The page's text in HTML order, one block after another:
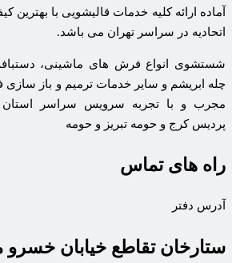
آماده ارائه کلیه خدمات قالیشویی با
اتحادیه در سراسر تهران می باشد.
شستشوی انواع فرش های ماشینی،
چله ابریشم و سایر خدمات ترمیم و باز
مجرب و با تجربه سرویس سراسر استان
پردیس کرج و حومه تبریز و حومه
راه های تماس
آدرس دفتر
ستارخان تقاطع خیابان خسرو